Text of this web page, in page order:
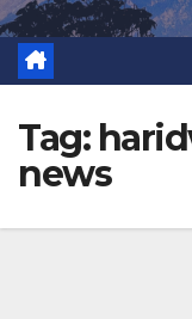
Tag:
news